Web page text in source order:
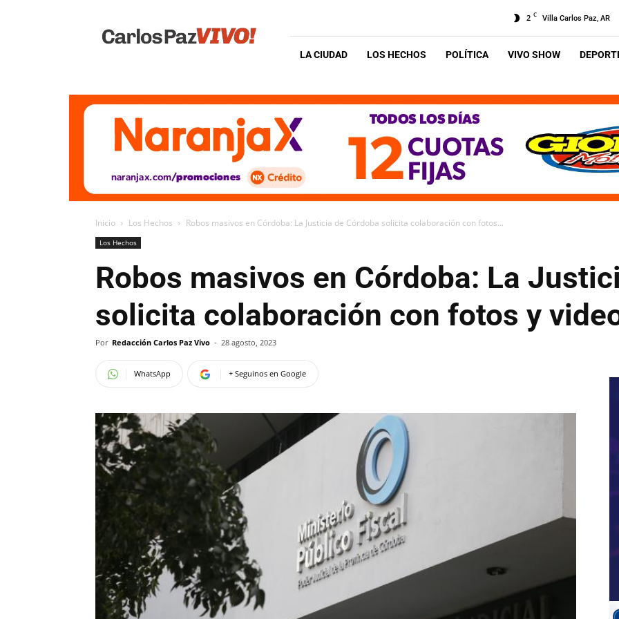
Vivo
2 C Villa Carlos Paz, AR
LA CIUDAD LOS HECHOS POLÍTICA VIVO SHOW
Inicio Los Hechos Robos masivos en Córdoba: La Justicia de Córdoba solicita colaboración con fotos...
Los Hechos
Robos masivos en Córdoba: La
solicita colaboración con fotos y
Por Redacción Carlos Paz Vivo - 28 agosto, 2023
WhatsApp + Seguinos en Google